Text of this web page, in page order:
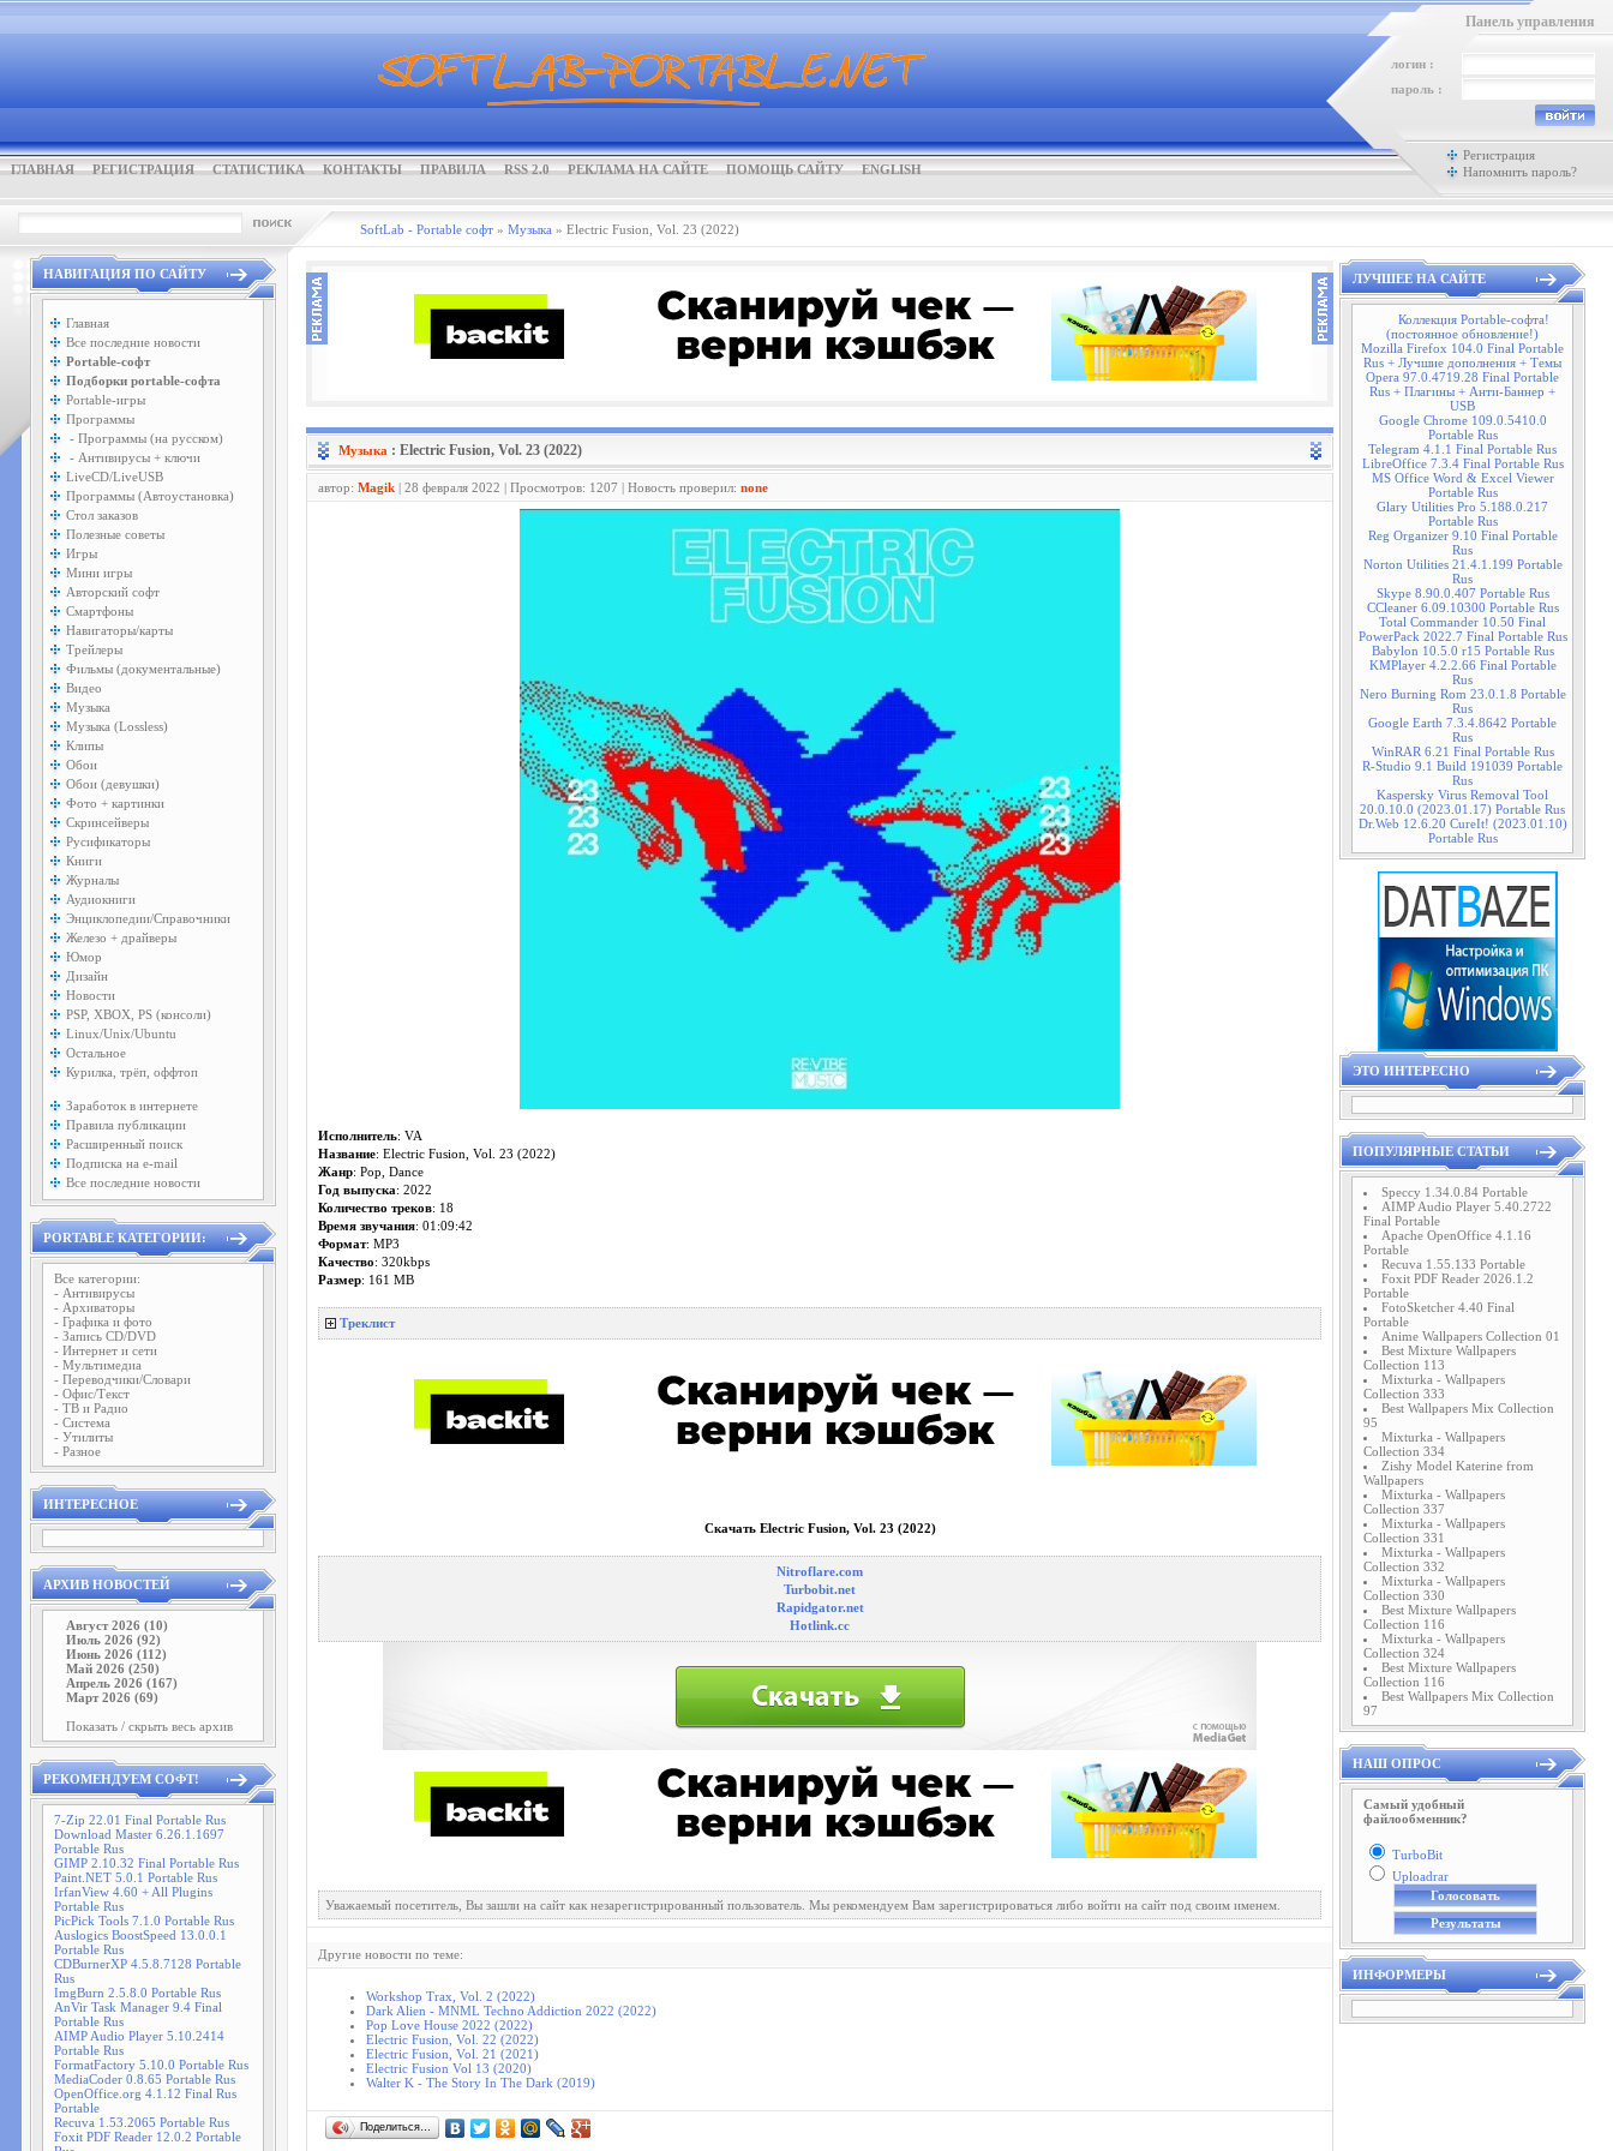
ГЛАВНАЯ РЕГИСТРАЦИЯ СТАТИСТИКА КОНТАКТЫ ПРАВИЛА RSS 2.0 РЕКЛАМА НА САЙТЕ ПОМОЩЬ САЙТУ ENGLISH
Панель управления
логин :
пароль :
Регистрация
Напомнить пароль?
SoftLab - Portable софт » Музыка » Electric Fusion, Vol. 23 (2022)
НАВИГАЦИЯ ПО САЙТУ
Главная
Все последние новости
Portable-софт
Подборки portable-софта
Portable-игры
Программы
- Программы (на русском)
- Антивирусы + ключи
LiveCD/LiveUSB
Программы (Автоустановка)
Стол заказов
Полезные советы
Игры
Мини игры
Авторский софт
Смартфоны
Навигаторы/карты
Трейлеры
Фильмы (документальные)
Видео
Музыка
Музыка (Lossless)
Клипы
Обои
Обои (девушки)
Фото + картинки
Скринсейверы
Русификаторы
Книги
Журналы
Аудиокниги
Энциклопедии/Справочники
Железо + драйверы
Юмор
Дизайн
Новости
PSP, XBOX, PS (консоли)
Linux/Unix/Ubuntu
Остальное
Курилка, трёп, оффтоп
Заработок в интернете
Правила публикации
Расширенный поиск
Подписка на e-mail
Все последние новости
PORTABLE КАТЕГОРИИ:
Все категории:
- Антивирусы
- Архиваторы
- Графика и фото
- Запись CD/DVD
- Интернет и сети
- Мультимедиа
- Переводчики/Словари
- Офис/Текст
- ТВ и Радио
- Система
- Утилиты
- Разное
ИНТЕРЕСНОЕ
АРХИВ НОВОСТЕЙ
Август 2026 (10)
Июль 2026 (92)
Июнь 2026 (112)
Май 2026 (250)
Апрель 2026 (167)
Март 2026 (69)
Показать / скрыть весь архив
РЕКОМЕНДУЕМ СОФТ!
7-Zip 22.01 Final Portable Rus
Download Master 6.26.1.1697
Portable Rus
GIMP 2.10.32 Final Portable Rus
Paint.NET 5.0.1 Portable Rus
IrfanView 4.60 + All Plugins
Portable Rus
PicPick Tools 7.1.0 Portable Rus
Auslogics BoostSpeed 13.0.0.1
Portable Rus
CDBurnerXP 4.5.8.7128 Portable
Rus
ImgBurn 2.5.8.0 Portable Rus
AnVir Task Manager 9.4 Final
Portable Rus
AIMP Audio Player 5.10.2414
Portable Rus
FormatFactory 5.10.0 Portable Rus
MediaCoder 0.8.65 Portable Rus
OpenOffice.org 4.1.12 Final Rus
Portable
Recuva 1.53.2065 Portable Rus
Foxit PDF Reader 12.0.2 Portable
Музыка : Electric Fusion, Vol. 23 (2022)
автор: Magik | 28 февраля 2022 | Просмотров: 1207 | Новость проверил: none
Исполнитель: VA
Название: Electric Fusion, Vol. 23 (2022)
Жанр: Pop, Dance
Год выпуска: 2022
Количество треков: 18
Время звучания: 01:09:42
Формат: MP3
Качество: 320kbps
Размер: 161 MB
Треклист
Скачать Electric Fusion, Vol. 23 (2022)
Nitroflare.com
Turbobit.net
Rapidgator.net
Hotlink.cc
Уважаемый посетитель, Вы зашли на сайт как незарегистрированный пользователь. Мы рекомендуем Вам зарегистрироваться либо войти на сайт под своим именем.
Другие новости по теме:
Workshop Trax, Vol. 2 (2022)
Dark Alien - MNML Techno Addiction 2022 (2022)
Pop Love House 2022 (2022)
Electric Fusion, Vol. 22 (2022)
Electric Fusion, Vol. 21 (2021)
Electric Fusion Vol 13 (2020)
Walter K - The Story In The Dark (2019)
Поделиться…
ЛУЧШЕЕ НА САЙТЕ
Коллекция Portable-софта!
(постоянное обновление!)
Mozilla Firefox 104.0 Final Portable
Rus + Лучшие дополнения + Темы
Opera 97.0.4719.28 Final Portable
Rus + Плагины + Анти-Баннер +
USB
Google Chrome 109.0.5410.0
Portable Rus
Telegram 4.1.1 Final Portable Rus
LibreOffice 7.3.4 Final Portable Rus
MS Office Word & Excel Viewer
Portable Rus
Glary Utilities Pro 5.188.0.217
Portable Rus
Reg Organizer 9.10 Final Portable
Rus
Norton Utilities 21.4.1.199 Portable
Rus
Skype 8.90.0.407 Portable Rus
CCleaner 6.09.10300 Portable Rus
Total Commander 10.50 Final
PowerPack 2022.7 Final Portable Rus
Babylon 10.5.0 r15 Portable Rus
KMPlayer 4.2.2.66 Final Portable
Rus
Nero Burning Rom 23.0.1.8 Portable
Rus
Google Earth 7.3.4.8642 Portable
Rus
WinRAR 6.21 Final Portable Rus
R-Studio 9.1 Build 191039 Portable
Rus
Kaspersky Virus Removal Tool
20.0.10.0 (2023.01.17) Portable Rus
Dr.Web 12.6.20 CureIt! (2023.01.10)
Portable Rus
ЭТО ИНТЕРЕСНО
ПОПУЛЯРНЫЕ СТАТЬИ
Speccy 1.34.0.84 Portable
AIMP Audio Player 5.40.2722
Final Portable
Apache OpenOffice 4.1.16
Portable
Recuva 1.55.133 Portable
Foxit PDF Reader 2026.1.2
Portable
FotoSketcher 4.40 Final
Portable
Anime Wallpapers Collection 01
Best Mixture Wallpapers
Collection 113
Mixturka - Wallpapers
Collection 333
Best Wallpapers Mix Collection
95
Mixturka - Wallpapers
Collection 334
Zishy Model Katerine from
Wallpapers
Mixturka - Wallpapers
Collection 337
Mixturka - Wallpapers
Collection 331
Mixturka - Wallpapers
Collection 332
Mixturka - Wallpapers
Collection 330
Best Mixture Wallpapers
Collection 116
Mixturka - Wallpapers
Collection 324
Best Mixture Wallpapers
Collection 116
Best Wallpapers Mix Collection
97
НАШ ОПРОС
Самый удобный
файлообменник?
TurboBit
Uploadrar
ИНФОРМЕРЫ